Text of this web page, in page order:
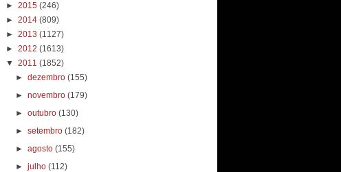
► 2015 (246)
► 2014 (809)
► 2013 (1127)
► 2012 (1613)
▼ 2011 (1852)
►dezembro(155)
►novembro(179)
►outubro(130)
►setembro(182)
►agosto(155)
►julho(112)